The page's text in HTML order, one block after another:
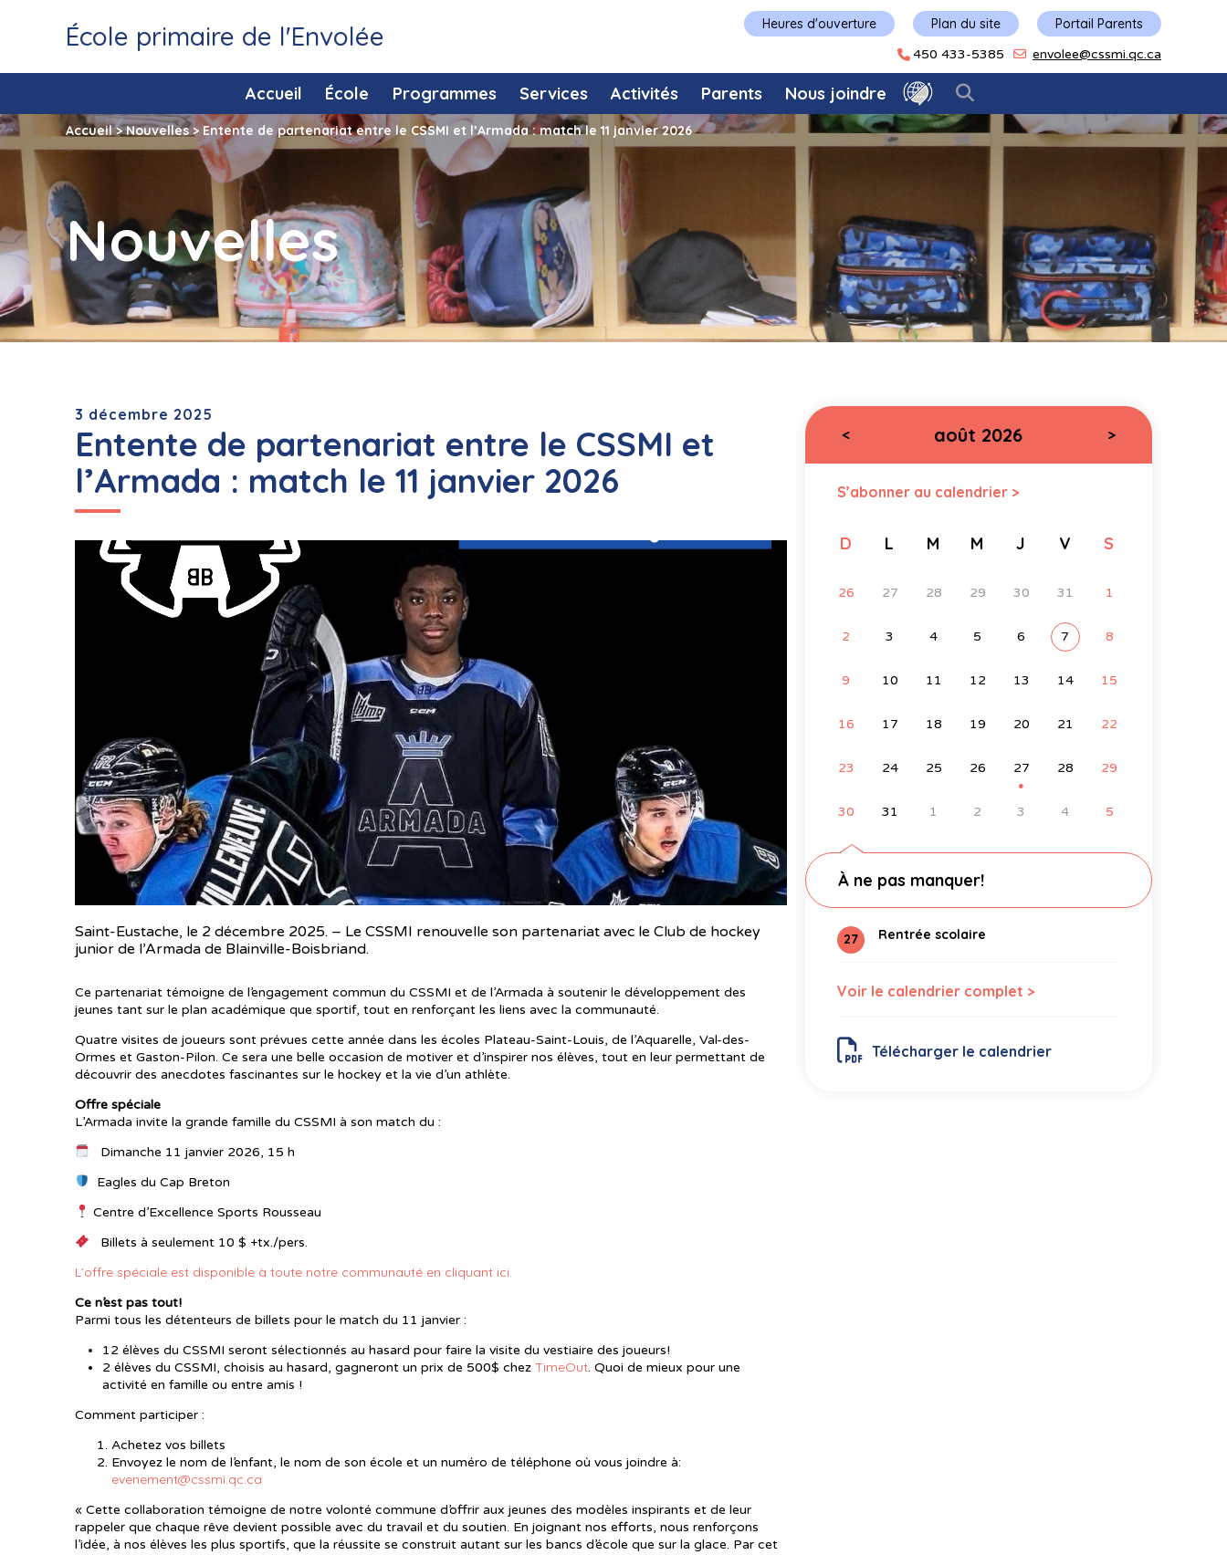
École primaire de l'Envolée Plan du site Portail Parents
Heures d'ouverture
450 433-5385 envolee@cssmi.qc.ca
Accueil École Programmes Services Activités Parents Nous joindre
Accueil>Nouvelles> Entente de partenariat entre le CSSMI et l’Armada : match le 11 janvier 2026
Nouvelles
3 décembre 2025
Entente de partenariat entre le CSSMI et
l’Armada : match le 11 janvier 2026
Saint-Eustache, le 2 décembre 2025. – Le CSSMI renouvelle son partenariat avec le Club de hockey
junior de l’Armada de Blainville-Boisbriand.
Ce partenariat témoigne de l’engagement commun du CSSMI et de l’Armada à soutenir le développement des
jeunes tant sur le plan académique que sportif, tout en renforçant les liens avec la communauté.
Quatre visites de joueurs sont prévues cette année dans les écoles Plateau-Saint-Louis, de l’Aquarelle, Val-des-
Ormes et Gaston-Pilon. Ce sera une belle occasion de motiver et d’inspirer nos élèves, tout en leur permettant de
découvrir des anecdotes fascinantes sur le hockey et la vie d’un athlète.
Offre spéciale
L’Armada invite la grande famille du CSSMI à son match du :
Dimanche 11 janvier 2026, 15 h
Eagles du Cap Breton
Centre d’Excellence Sports Rousseau
Billets à seulement 10 $ +tx./pers.
L’offre spéciale est disponible à toute notre communauté en cliquant ici.
Ce n’est pas tout!
Parmi tous les détenteurs de billets pour le match du 11 janvier :
12 élèves du CSSMI seront sélectionnés au hasard pour faire la visite du vestiaire des joueurs!
2 élèves du CSSMI, choisis au hasard, gagneront un prix de 500$ chez TimeOut. Quoi de mieux pour une
activité en famille ou entre amis !
Comment participer :
Achetez vos billets
Envoyez le nom de l’enfant, le nom de son école et un numéro de téléphone où vous joindre à:
evenement@cssmi.qc.ca
« Cette collaboration témoigne de notre volonté commune d’offrir aux jeunes des modèles inspirants et de leur
rappeler que chaque rêve devient possible avec du travail et du soutien. En joignant nos efforts, nous renforçons
l’idée, à nos élèves les plus sportifs, que la réussite se construit autant sur les bancs d’école que sur la glace. Par cet
< août 2026 >
S’abonner au calendrier >
D L M M J V S
26 27 28 29 30 31 1
2 3 4 5 6 7 8
9 10 11 12 13 14 15
16 17 18 19 20 21 22
23 24 25 26 27
●
28 29
30 31 1 2 3 4 5
À ne pas manquer!
27 Rentrée scolaire
Voir le calendrier complet >
Télécharger le calendrier